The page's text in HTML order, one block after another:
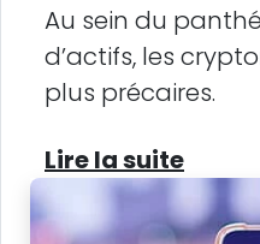
Au sein du
d’actifs, les
plus précaires.
Lire la suite